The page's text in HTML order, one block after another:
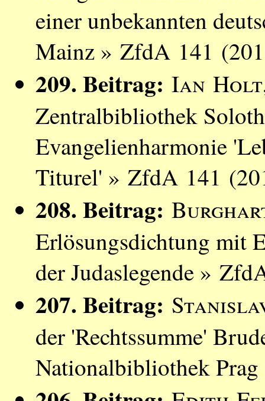
einer unbekannten
Mainz » ZfdA 141
209. Beitrag: Ian Holt
Zentralbibliothek
Evangelienharmonie
Titurel' » ZfdA 141
208. Beitrag:
Erlösungsdichtung mit
der Judaslegende »
207. Beitrag:
der 'Rechtssumme'
Nationalbibliothek